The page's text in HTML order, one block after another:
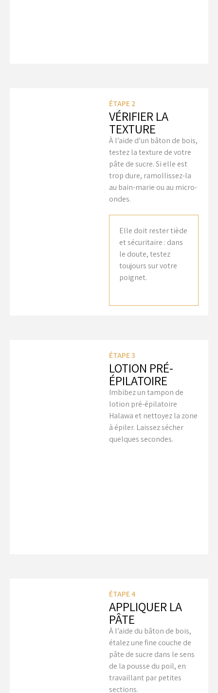
ÉTAPE 2
VÉRIFIER LA
TEXTURE
À l’aide d’un bâton de bois,
testez la texture de votre
pâte de sucre. Si elle est
trop dure, ramollissez-la
au bain-marie ou au micro-
ondes.
Elle doit rester tiède
et sécuritaire : dans
le doute, testez
toujours sur votre
poignet.
ÉTAPE 3
LOTION PRÉ-
ÉPILATOIRE
Imbibez un tampon de
lotion pré-épilatoire
Halawa et nettoyez la zone
à épiler. Laissez sécher
quelques secondes.
ÉTAPE 4
APPLIQUER LA
PÂTE
À l’aide du bâton de bois,
étalez une fine couche de
pâte de sucre dans le sens
de la pousse du poil, en
travaillant par petites
sections.